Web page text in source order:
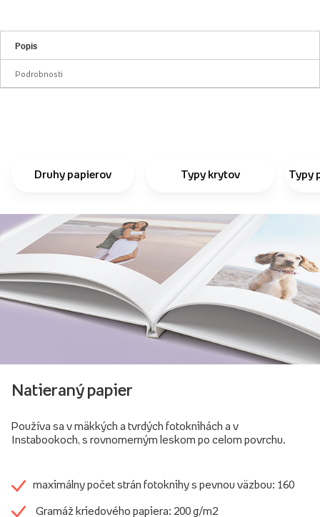
Popis
Podrobnosti
Druhy papierov Typy krytov Typy
Natieraný papier
Používa sa v mäkkých a tvrdých fotoknihách a v
Instabookoch, s rovnomerným leskom po celom povrchu.
maximálny počet strán fotoknihy s pevnou väzbou: 160
Gramáž kriedového papiera: 200 g/m2